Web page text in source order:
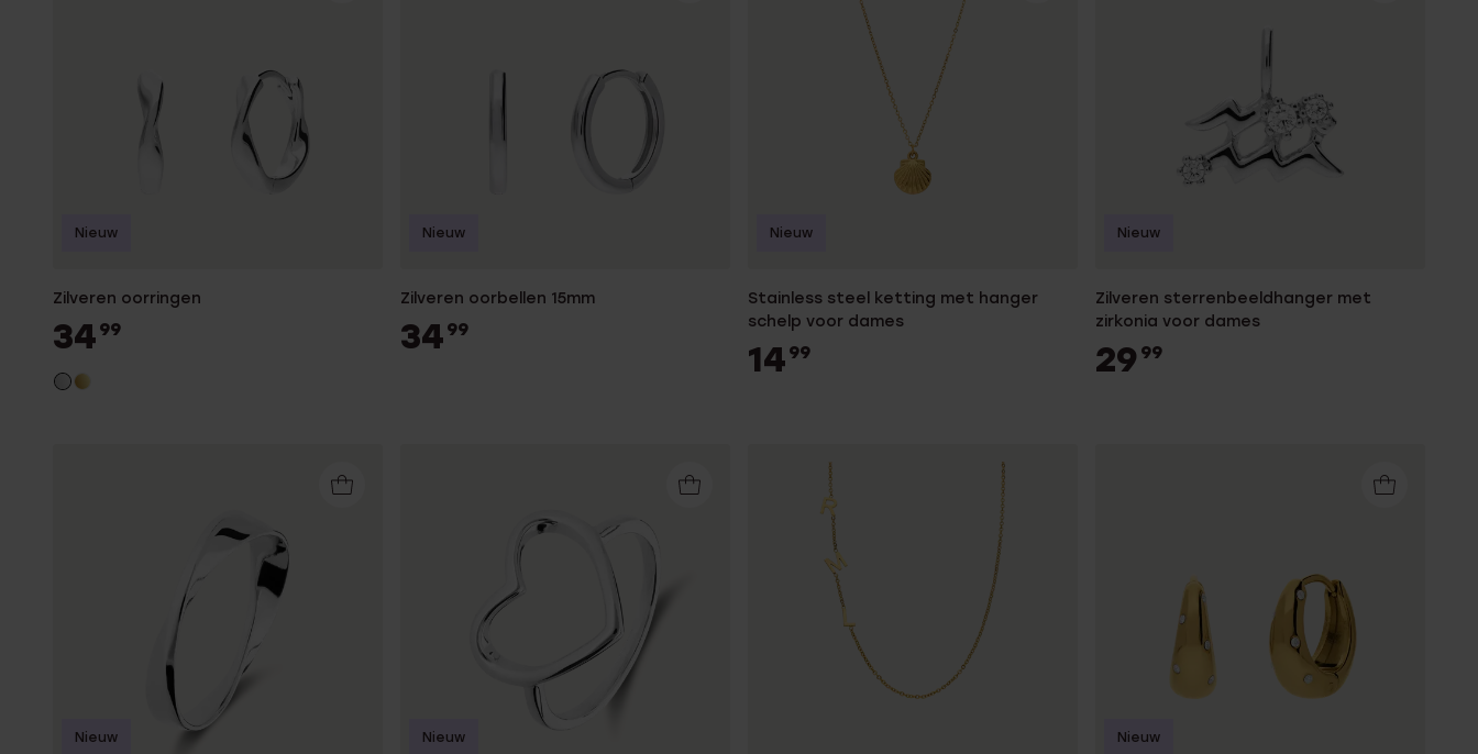
Zilveren oorringen
34 99
Nieuw
Zilveren oorbellen 15mm
34 99
Nieuw
Stainless steel ketting met hanger
schelp voor dames
14 99
Nieuw
Zilveren sterrenbeeldhanger met
zirkonia voor dames
29 99
Nieuw
Nieuw Nieuw Nieuw